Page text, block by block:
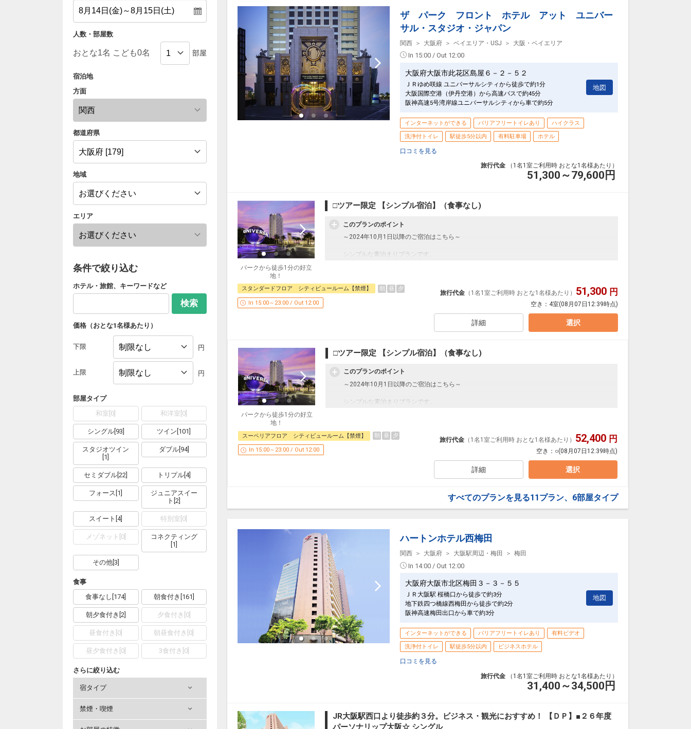
人数・部屋数
部屋
宿泊地
方面
都道府県
地域
エリア
条件で絞り込む
ホテル・旅館、キーワードなど
検索
価格（おとな1名様あたり）
下限 円
上限 円
部屋タイプ
和室 0 和洋室 0
シングル[ 93 ツイン 101
スタジオツイン
1
ダブル[ 94]
セミダブル [22 トリプル[ 4]
フォース 1
ジュニアスイー
ト [2
スイート [4] 特別室 0
メゾネット 0]
コネクティング
1
その他[ 3
食事
食事なし 174] 朝食付き 161
朝夕食付き 2] 夕食付き 0]
昼食付き 0 朝昼食付き 0
昼夕食付き 0] 3食付き 0]
さらに絞り込む
宿タイプ
禁煙・喫煙
ザ パーク フロント ホテル アット ユニバー
サル・スタジオ・ジャパン
関西 大阪府 ベイエリア・USJ 大阪・ベイエリア
In 15:00 / Out 12:00
大阪府大阪市此花区島屋６－２－５２
ＪＲゆめ咲線 ユニバーサルシティから徒歩で約1分
大阪国際空港（伊丹空港）から高速バスで約45分
阪神高速5号湾岸線ユニバーサルシティから車で約5分
地図
インターネットができる バリアフリートイレあり
ハイクラス
洗浄付トイレ
駅徒歩5分以内 有料駐車場 ホテル
口コミを見る
旅行代金 （1名1室ご利用時 おとな1名様あたり）
51,300～79,600 円
パークから徒歩1分の好立
地！
□ツアー限定 【シンプル宿泊】（食事なし)
このプランのポイント
～2024年10月1日以降のご宿泊はこちら～
シンプルな素泊まりプランです。
パークで見た夢の続きを是非このホテルでご堪能下さい！！
○画像は一例です。お部屋のデザインはお選びいただけません
○全室加湿機能付空気清浄機完備
○チェックイン／15:00 チェックアウト／12:00
■ユニバーサル・スタジオ・ジャパンから徒歩約1分
設定期間：2024年10月1日～2027年7月31日
スタンダードフロア シティビュールーム【禁煙】 朝 昼 夕
In 15:00～23:00 / Out 12:00
旅行代金 （1名1室ご利用時 おとな1名様あたり） 51,300 円
空き： 4室(08月07日12:39時点)
詳細 選択
パークから徒歩1分の好立
地！
□ツアー限定 【シンプル宿泊】（食事なし)
このプランのポイント
～2024年10月1日以降のご宿泊はこちら～
シンプルな素泊まりプランです。
パークで見た夢の続きを是非このホテルでご堪能下さい！！
○画像は一例です。お部屋のデザインはお選びいただけません
■ユニバーサル・スタジオ・ジャパンから徒歩約1分
設定期間：2024年10月1日～2027年7月31日
インターネットコース番号：DP-2-200000034891
スーペリアフロア シティビュールーム【禁煙】 朝 昼 夕
In 15:00～23:00 / Out 12:00
旅行代金 （1名1室ご利用時 おとな1名様あたり） 52,400 円
空き： ○(08月07日12:39時点)
詳細 選択
すべてのプランを見る11プラン、6部屋タイプ
ハートンホテル西梅田
関西 大阪府 大阪駅周辺・梅田 梅田
In 14:00 / Out 12:00
大阪府大阪市北区梅田３－３－５５
ＪＲ大阪駅 桜橋口から徒歩で約3分
地下鉄四つ橋線西梅田から徒歩で約2分
阪神高速梅田出口から車で約3分
地図
インターネットができる バリアフリートイレあり
有料ビデオ
洗浄付トイレ
駅徒歩5分以内 ビジネスホテル
口コミを見る
旅行代金 （1名1室ご利用時 おとな1名様あたり）
31,400～34,500 円
JR大阪駅西口より徒歩約３分。ビジネス・観光におすすめ！ 【ＤＰ】■２６年度
パーソナリップ大阪☆ シングル